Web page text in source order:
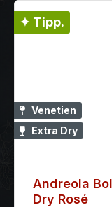
✦ Tipp.
Venetien
Extra Dry
Andreola
Dry Rosé